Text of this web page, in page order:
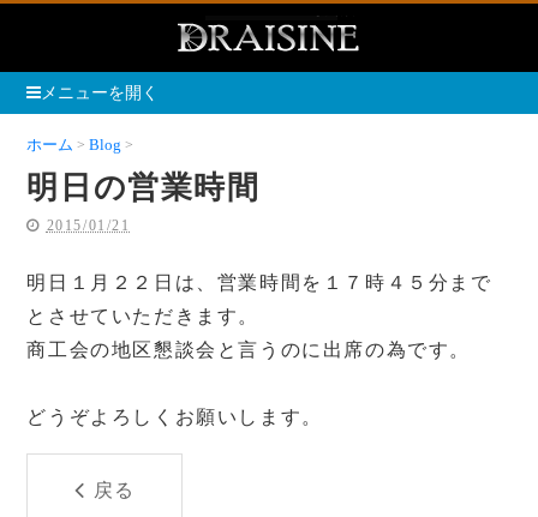
メニューを開く
ホーム Blog
明日の営業時間
2015/01/21
明日１月２２日は、営業時間を１７時４５分まで
とさせていただきます。
商工会の地区懇談会と言うのに出席の為です。
どうぞよろしくお願いします。
戻る